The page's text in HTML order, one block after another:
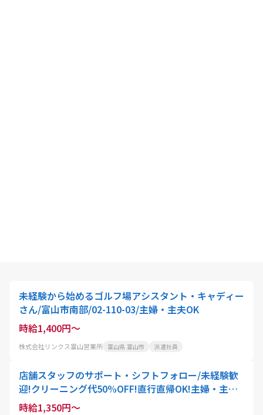
未経験から始めるゴルフ場アシスタント・キャディー
さん/富山市南部/02-110-03/主婦・主夫OK
時給1,400円～
株式会社リンクス富山営業所 富山県 富山市 派遣社員
店舗スタッフのサポート・シフトフォロー/未経験歓
迎!クリーニング代50%OFF!直行直帰OK!主婦・主夫
活躍中!ブランクOK!正社員登用あり
時給1,350円～